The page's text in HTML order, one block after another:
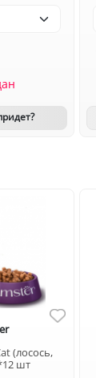
(лосось,
шт